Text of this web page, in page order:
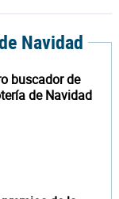
Navidad
buscador de
de Navidad